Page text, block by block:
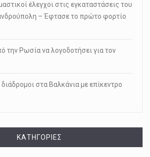
έλεγχοι στις εγκαταστάσεις του
– Έφτασε το πρώτο φορτίο
την Ρωσία να λογοδοτήσει για τον
διάδρομοι στα Βαλκάνια με επίκεντρο
KΑΤΗΓΟΡΊΕΣ